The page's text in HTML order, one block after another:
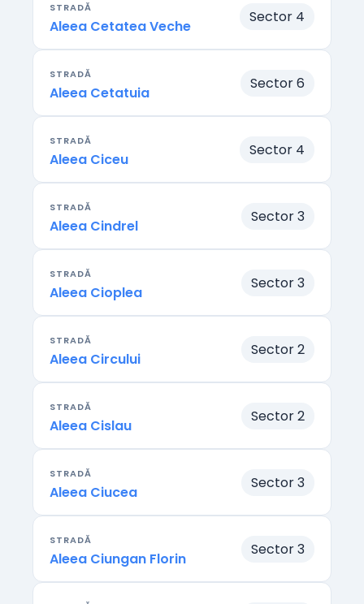
STRADĂ
Aleea Cetatea Veche
Sector 4
STRADĂ
Aleea Cetatuia
Sector 6
STRADĂ
Aleea Ciceu
Sector 4
STRADĂ
Aleea Cindrel
Sector 3
STRADĂ
Aleea Cioplea
Sector 3
STRADĂ
Aleea Circului
Sector 2
STRADĂ
Aleea Cislau
Sector 2
STRADĂ
Aleea Ciucea
Sector 3
STRADĂ
Aleea Ciungan Florin
Sector 3